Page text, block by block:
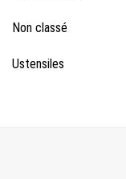
Non classé
Ustensiles